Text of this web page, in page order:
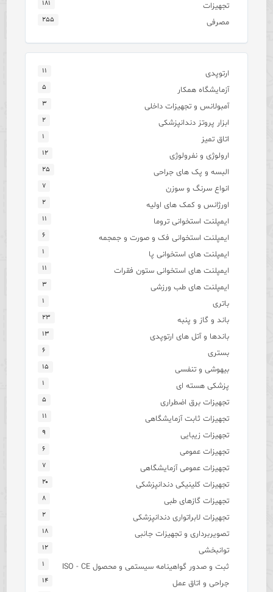
تجهیزات ۱۸۱
مصرفی ۲۵۵
ارتوپدی ۱۱
آزمایشگاه همکار ۵
آمبولانس و تجهیزات داخلی ۳
ابزار پروتز دندانپزشکی ۲
اتاق تمیز ۱
ارولوژی و نفرولوژی ۱۲
البسه و پک های جراحی ۲۵
انواع سرنگ و سوزن ۷
اورژانس و کمک های اولیه ۲
ایمپلنت استخوانی تروما ۱۱
ایمپلنت استخوانی فک و صورت و جمجمه ۶
ایمپلنت های استخوانی پا ۱
ایمپلنت های استخوانی ستون فقرات ۱۱
ایمپلنت های طب ورزشی ۳
باتری ۱
باند و گاز و پنبه ۲۳
باندها و آتل های ارتوپدی ۱۳
بستری ۶
بیهوشی و تنفسی ۱۵
پزشکی هسته ای ۱
تجهیزات برق اضطراری ۵
تجهیزات ثابت آزمایشگاهی ۱۱
تجهیزات زیبایی ۹
تجهیزات عمومی ۶
تجهیزات عمومی آزمایشگاهی ۷
تجهیزات کلینیکی دندانپزشکی ۲۰
تجهیزات گازهای طبی ۸
تجهیزات لابراتواری دندانپزشکی ۲
تصویربرداری و تجهیزات جانبی ۱۸
توانبخشی ۱۲
ثبت و صدور گواهینامه سیستمی و محصول ISO - CE ۱
جراحی و اتاق عمل ۱۴